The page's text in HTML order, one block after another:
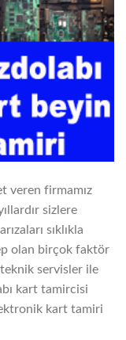
veren firmamız
sizlere
sıklıkla
olan birçok faktör
servisler ile
kart tamircisi
kart tamiri